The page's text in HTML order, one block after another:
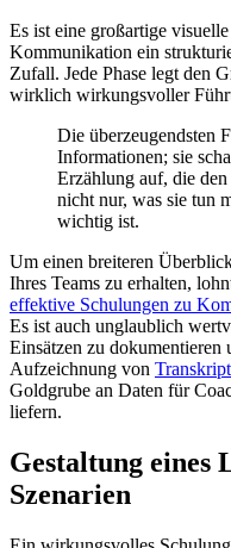
Es ist eine großartige
Kommunikation ein
Zufall. Jede Phase legt den
wirklich wirkungsvoller
Die überzeugendsten
Informationen; sie
Erzählung auf, die
nicht nur, was sie tun
wichtig ist.
Um einen breiteren
Ihres Teams zu erhalten,
effektive Schulungen zu
Es ist auch unglaublich
Einsätzen zu dokumentieren
Aufzeichnung von
Goldgrube an Daten für
liefern.
Gestaltung eines
Szenarien